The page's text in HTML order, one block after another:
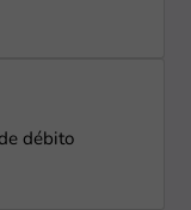
débito